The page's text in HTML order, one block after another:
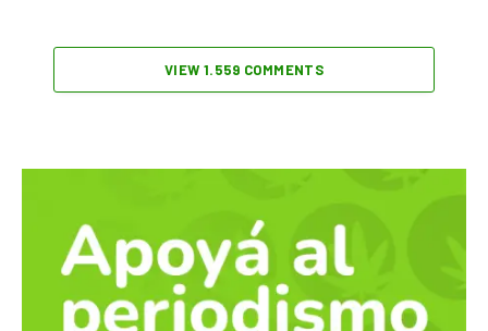
VIEW 1.559 COMMENTS